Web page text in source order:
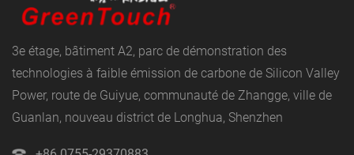
3e étage, bâtiment A2, parc de démonstration des
technologies à faible émission de carbone de Silicon Valley
Power, route de Guiyue, communauté de Zhangge, ville de
Guanlan, nouveau district de Longhua, Shenzhen